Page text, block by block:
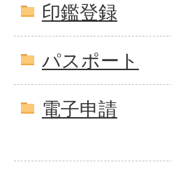
印鑑登録
パスポート
電子申請